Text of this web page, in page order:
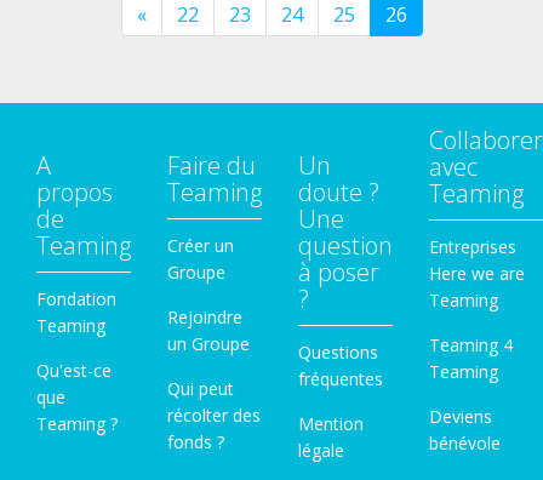
« 22 23 24 25 26
A
propos
de
Teaming
Fondation
Teaming
Qu'est-ce
que
Teaming ?
Faire du
Teaming
Créer un
Groupe
Rejoindre
un Groupe
Qui peut
récolter des
fonds ?
Un
doute ?
Une
question
à poser
?
Questions
fréquentes
Mention
légale
Collaborer
avec
Teaming
Entreprises
Here we are
Teaming
Teaming 4
Teaming
Deviens
bénévole